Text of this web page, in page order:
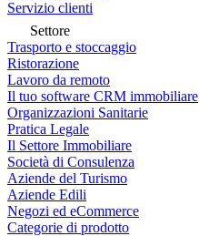
Servizio clienti
Settore
Trasporto e stoccaggio
Ristorazione
Lavoro da remoto
Il tuo software CRM immobiliare
Organizzazioni Sanitarie
Pratica Legale
Il Settore Immobiliare
Società di Consulenza
Aziende del Turismo
Aziende Edili
Negozi ed eCommerce
Categorie di prodotto